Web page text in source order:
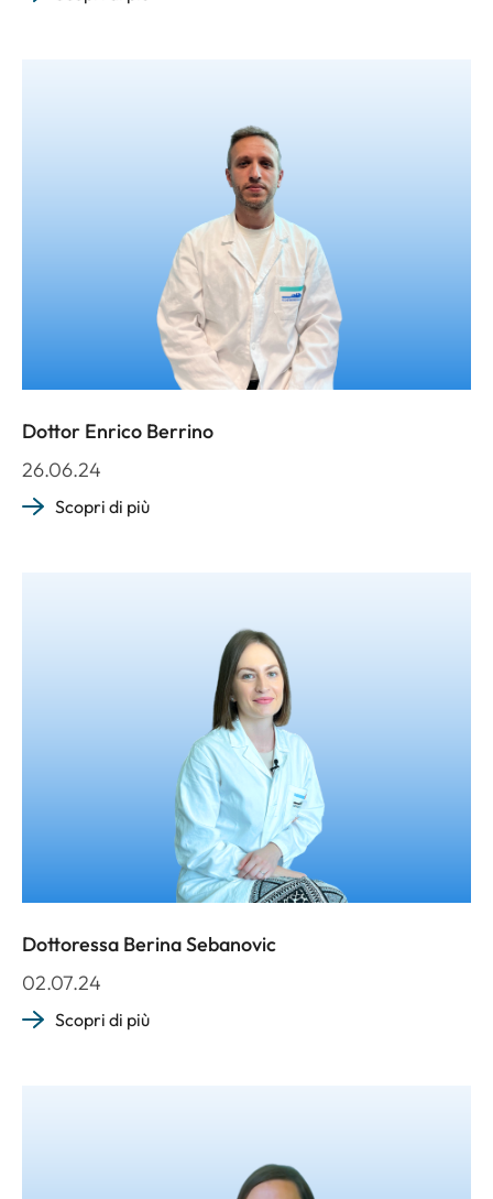
Dottor Enrico Berrino
26.06.24
Scopri di più
Dottoressa Berina Sebanovic
02.07.24
Scopri di più